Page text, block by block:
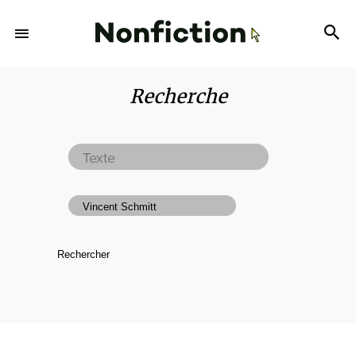
Recherche